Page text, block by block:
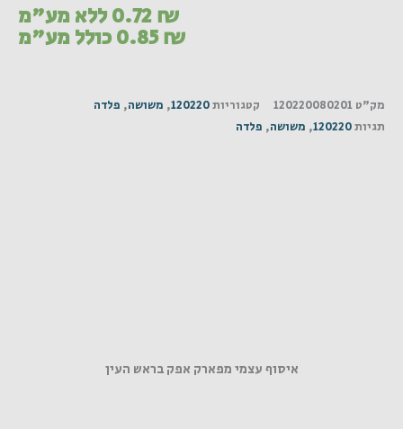
0.72₪ ללא מע"מ
0.85₪ כולל מע"מ
מק"ט 120220080201 קטגוריות120220
, משושה, פלדה
תגיות120220
, משושה, פלדה
איסוף עצמי מפארק אפק בראש העין